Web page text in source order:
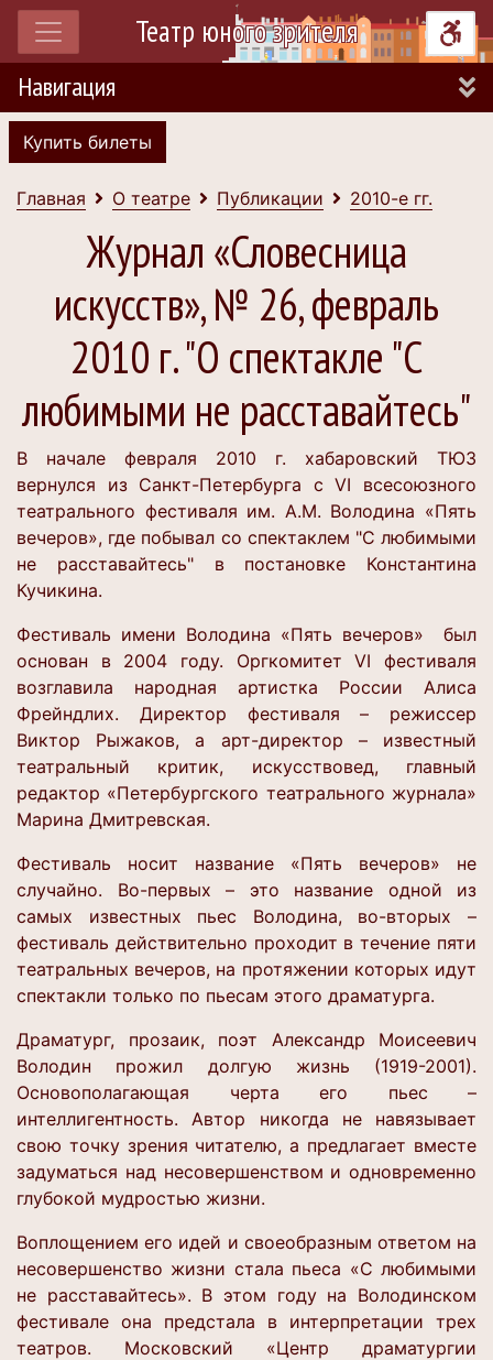
Театр юного зрителя
Навигация
Купить билеты
Главная О театре Публикации 2010-е гг.
Журнал «Словесница
искусств», № 26, февраль
2010 г. "О спектакле "С
любимыми не расставайтесь"
В начале февраля 2010 г. хабаровский ТЮЗ
вернулся из Санкт-Петербурга с VI всесоюзного
театрального фестиваля им. А.М. Володина «Пять
вечеров», где побывал со спектаклем "С любимыми
не расставайтесь" в постановке Константина
Кучикина.
Фестиваль имени Володина «Пять вечеров» был
основан в 2004 году. Оргкомитет VI фестиваля
возглавила народная артистка России Алиса
Фрейндлих. Директор фестиваля – режиссер
Виктор Рыжаков, а арт-директор – известный
театральный критик, искусствовед, главный
редактор «Петербургского театрального журнала»
Марина Дмитревская.
Фестиваль носит название «Пять вечеров» не
случайно. Во-первых – это название одной из
самых известных пьес Володина, во-вторых –
фестиваль действительно проходит в течение пяти
театральных вечеров, на протяжении которых идут
спектакли только по пьесам этого драматурга.
Драматург, прозаик, поэт Александр Моисеевич
Володин прожил долгую жизнь (1919-2001).
Основополагающая черта его пьес –
интеллигентность. Автор никогда не навязывает
свою точку зрения читателю, а предлагает вместе
задуматься над несовершенством и одновременно
глубокой мудростью жизни.
Воплощением его идей и своеобразным ответом на
несовершенство жизни стала пьеса «С любимыми
не расставайтесь». В этом году на Володинском
фестивале она предстала в интерпретации трех
театров. Московский «Центр драматургии